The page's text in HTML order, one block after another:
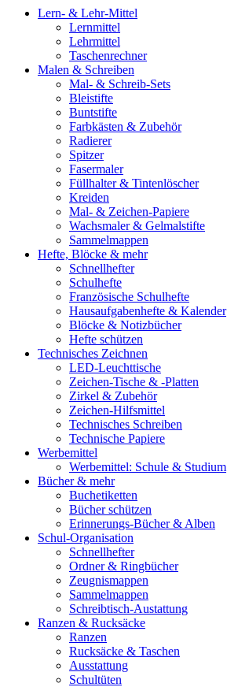
Lern- & Lehr-Mittel
Lernmittel
Lehrmittel
Taschenrechner
Malen & Schreiben
Mal- & Schreib-Sets
Bleistifte
Buntstifte
Farbkästen & Zubehör
Radierer
Spitzer
Fasermaler
Füllhalter & Tintenlöscher
Kreiden
Mal- & Zeichen-Papiere
Wachsmaler & Gelmalstifte
Sammelmappen
Hefte, Blöcke & mehr
Schnellhefter
Schulhefte
Französische Schulhefte
Hausaufgabenhefte & Kalender
Blöcke & Notizbücher
Hefte schützen
Technisches Zeichnen
LED-Leuchttische
Zeichen-Tische & -Platten
Zirkel & Zubehör
Zeichen-Hilfsmittel
Technisches Schreiben
Technische Papiere
Werbemittel
Werbemittel: Schule & Studium
Bücher & mehr
Buchetiketten
Bücher schützen
Erinnerungs-Bücher & Alben
Schul-Organisation
Schnellhefter
Ordner & Ringbücher
Zeugnismappen
Sammelmappen
Schreibtisch-Austattung
Ranzen & Rucksäcke
Ranzen
Rucksäcke & Taschen
Ausstattung
Schultüten